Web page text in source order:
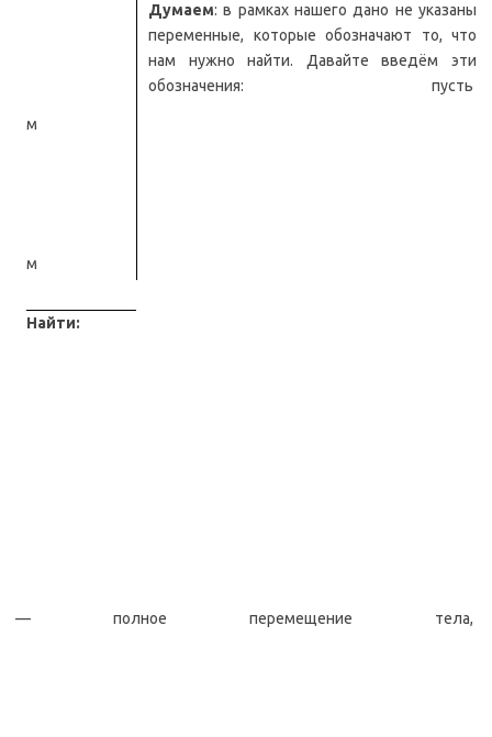
м
м
Найти:
Думаем: в рамках нашего дано не указаны
переменные, которые обозначают то, что
нам нужно найти. Давайте введём эти
обозначения: пусть
— полное перемещение тела,